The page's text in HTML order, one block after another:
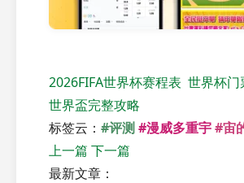
2026FIFA世界杯赛程表 世界杯门
世界盃完整攻略
标签云： #评测 #漫威多重宇#宙
上一篇 下一篇
最新文章：